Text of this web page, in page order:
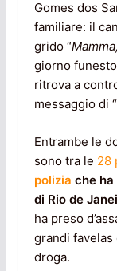
Gomes dos
familiare: il
grido “
giorno
ritrova a
messaggio di “
Entrambe le
sono tra le 28
polizia che
di Rio de
ha preso
grandi
droga.